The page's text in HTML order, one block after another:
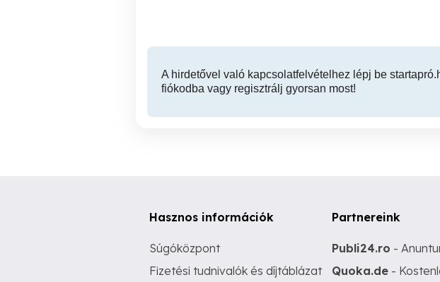
A hirdetővel való kapcsolatfelvételhez lépj be
fiókodba vagy regisztrálj gyorsan most!
Hasznos információk
Súgóközpont
Fizetési tudnivalók és díjtáblázat
Partnereink
Publi24.ro -
Quoka.de -